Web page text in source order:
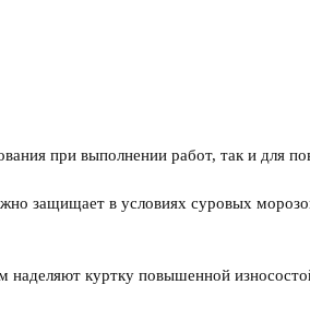
при выполнении работ, так и для
защищает в условиях суровых
куртку повышенной